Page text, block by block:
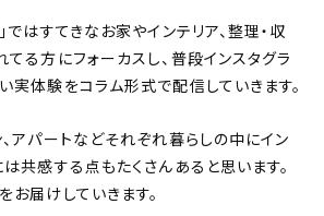
ではすてきなお家やインテリア、整理・収
る方にフォーカスし、普段インスタグラ
実体験をコラム形式で配信していきます。
アパートなどそれぞれ暮らしの中にイン
共感する点もたくさんあると思います。
お届けしていきます。